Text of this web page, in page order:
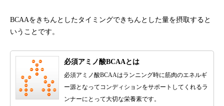
BCAAをきちんとしたタイミングできちんとした量を摂取すると
いうことです。
必須アミノ酸BCAAとは
必須アミノ酸BCAAはランニング時に筋肉のエネルギ
ー源となってコンディションをサポートしてくれるラ
ンナーにとって大切な栄養素です。